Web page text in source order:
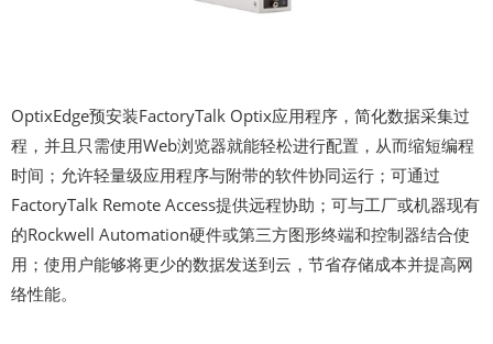
OptixEdge预安装FactoryTalk Optix应用程序，简化数据采集过
程，并且只需使用Web浏览器就能轻松进行配置，从而缩短编程
时间；允许轻量级应用程序与附带的软件协同运行；可通过
FactoryTalk Remote Access提供远程协助；可与工厂或机器现有
的Rockwell Automation硬件或第三方图形终端和控制器结合使
用；使用户能够将更少的数据发送到云，节省存储成本并提高网
络性能。